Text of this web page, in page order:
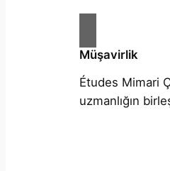
Müşavirlik
Études Mimari
uzmanlığın